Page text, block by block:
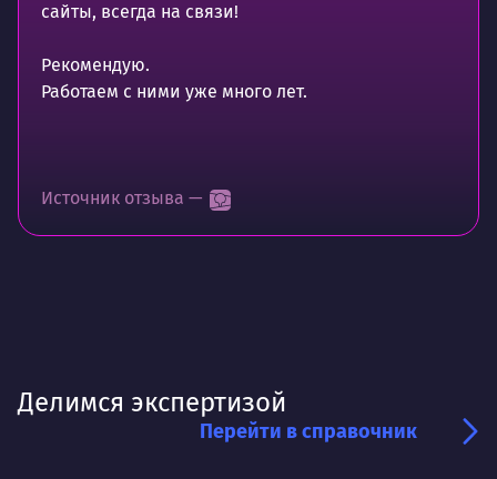
сайты, всегда на связи!
Рекомендую.
Работаем с ними уже много лет.
Источник отзыва —
Делимся экспертизой
Перейти в справочник